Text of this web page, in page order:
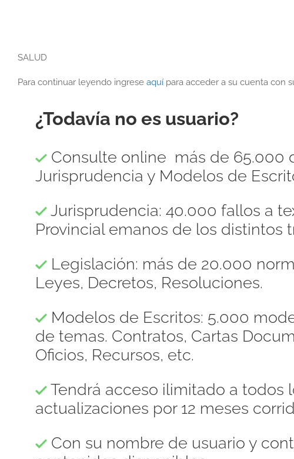
SALUD
Para continuar leyendo ingrese aquí para acceder a su cuenta con
¿Todavía no es usuario?
Consulte online más de 65.000
Jurisprudencia y Modelos de
Jurisprudencia: 40.000 fallos a
Provincial emanos de los distintos
Legislación: más de 20.000
Leyes, Decretos, Resoluciones.
Modelos de Escritos: 5.000
de temas. Contratos, Cartas
Oficios, Recursos, etc.
Tendrá acceso ilimitado a todos
actualizaciones por 12 meses
Con su nombre de usuario y